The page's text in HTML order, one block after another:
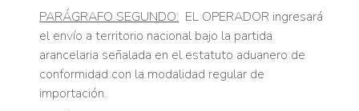
PARÁGRAFO SEGUNDO: EL OPERADOR ingresará
el envío a territorio nacional bajo la partida
arancelaria señalada en el estatuto aduanero de
conformidad con la modalidad regular de
importación.